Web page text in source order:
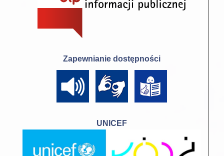
Zapewnianie dostępności
UNICEF